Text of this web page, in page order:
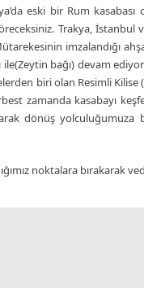
eski bir Rum kasabası
Trakya, İstanbul
imzalandığı
bağı) devam
biri olan Resimli
zamanda kasabayı
dönüş yolculuğumuza
noktalara bırakarak